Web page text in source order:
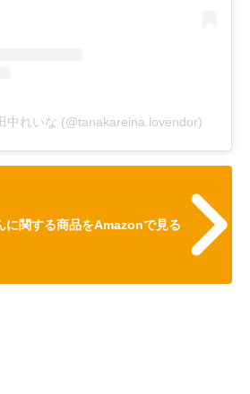
中れいな (@tanakareina.lovendor)
に関する商品をAmazonで見る